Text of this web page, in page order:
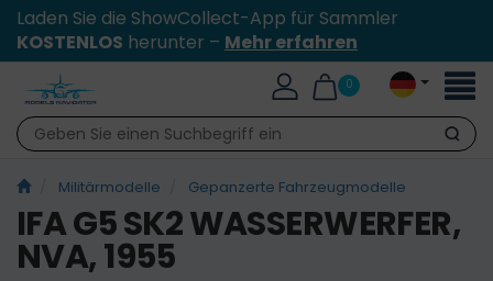
Laden Sie die ShowCollect-App für Sammler
KOSTENLOS herunter – Mehr erfahren
0
Suche
Militärmodelle Gepanzerte Fahrzeugmodelle
IFA G5 SK2 WASSERWERFER,
NVA, 1955